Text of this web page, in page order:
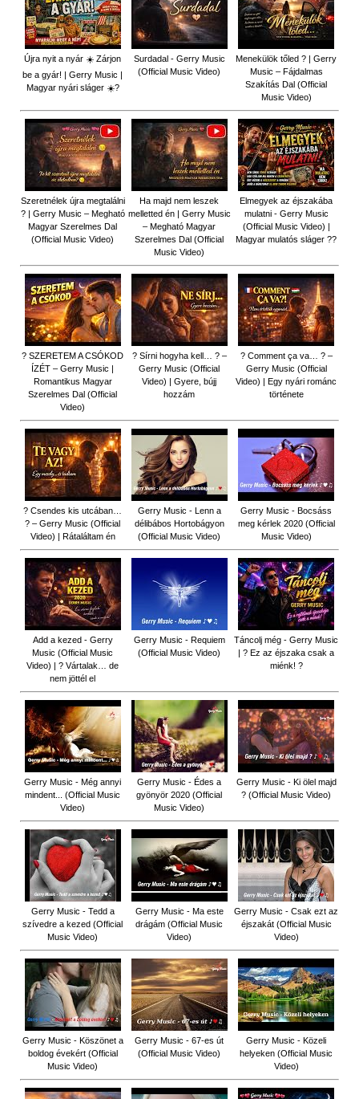
Újra nyit a nyár ☀️ Zárjon
be a gyár! | Gerry Music |
Magyar nyári sláger ☀️?
Surdadal - Gerry Music
(Official Music Video)
Menekülök tőled ? | Gerry
Music – Fájdalmas
Szakítás Dal (Official
Music Video)
Szeretnélek újra megtalálni
? | Gerry Music – Megható
Magyar Szerelmes Dal
(Official Music Video)
Ha majd nem leszek
melletted én | Gerry Music
– Megható Magyar
Szerelmes Dal (Official
Music Video)
Elmegyek az éjszakába
mulatni - Gerry Music
(Official Music Video) |
Magyar mulatós sláger ??
? SZERETEM A CSÓKOD
ÍZÉT – Gerry Music |
Romantikus Magyar
Szerelmes Dal (Official
Video)
? Sírni hogyha kell… ? –
Gerry Music (Official
Video) | Gyere, bújj
hozzám
? Comment ça va… ? –
Gerry Music (Official
Video) | Egy nyári románc
története
? Csendes kis utcában…
? – Gerry Music (Official
Video) | Rátaláltam én
Gerry Music - Lenn a
délibábos Hortobágyon
(Official Music Video)
Gerry Music - Bocsáss
meg kérlek 2020 (Official
Music Video)
Add a kezed - Gerry
Music (Official Music
Video) | ? Vártalak… de
nem jöttél el
Gerry Music - Requiem
(Official Music Video)
Táncolj még - Gerry Music
| ? Ez az éjszaka csak a
miénk! ?
Gerry Music - Még annyi
mindent... (Official Music
Video)
Gerry Music - Édes a
gyönyör 2020 (Official
Music Video)
Gerry Music - Ki ölel majd
? (Official Music Video)
Gerry Music - Tedd a
szívedre a kezed (Official
Music Video)
Gerry Music - Ma este
drágám (Official Music
Video)
Gerry Music - Csak ezt az
éjszakát (Official Music
Video)
Gerry Music - Köszönet a
boldog évekért (Official
Music Video)
Gerry Music - 67-es út
(Official Music Video)
Gerry Music - Közeli
helyeken (Official Music
Video)